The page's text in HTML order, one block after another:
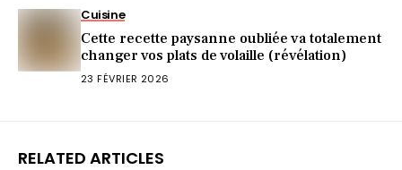
Cuisine
Cette recette paysanne oubliée va totalement
changer vos plats de volaille (révélation)
23 FÉVRIER 2026
RELATED ARTICLES